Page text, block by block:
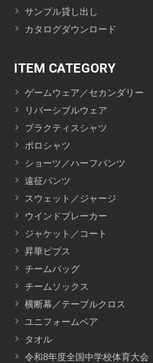
サンプル貸し出し
カタログダウンロード
ITEM CATEGORY
ゲームウェア／セカンダリー
リバーシブルウェア
プラクティスシャツ
ポロシャツ
ショーツ／ハーフパンツ
遠征パンツ
スウェット／ジャージ
ウインドブレーカー
ジャケット／コート
昇華ビブス
チームバッグ
チームソックス
横断幕／テーブルクロス
ユニフォームベア
タオル
令和8年度全国中学校体育大会